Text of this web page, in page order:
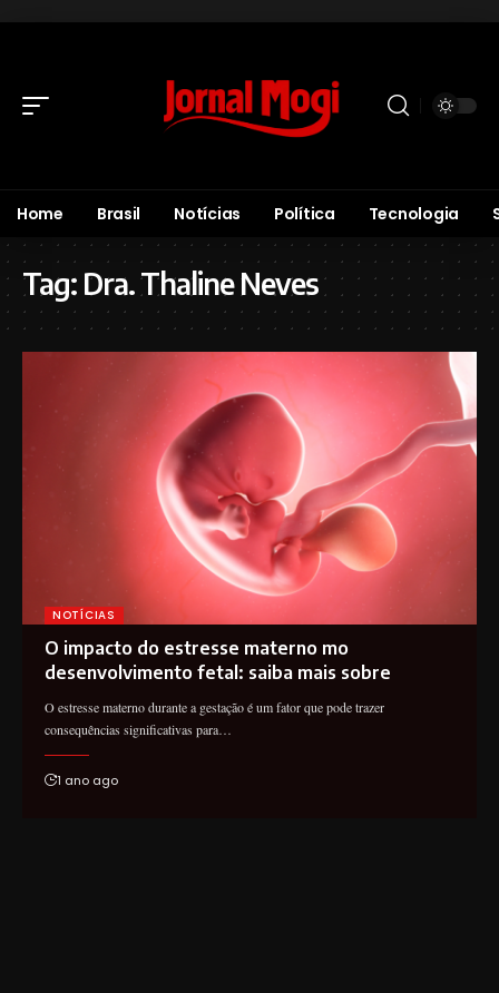
Home Brasil Notícias Política Tecnologia
Tag: Dra. Thaline Neves
NOTÍCIAS
O impacto do estresse materno mo
desenvolvimento fetal: saiba mais sobre
O estresse materno durante a gestação é um fator que pode trazer
consequências significativas para…
1 ano ago